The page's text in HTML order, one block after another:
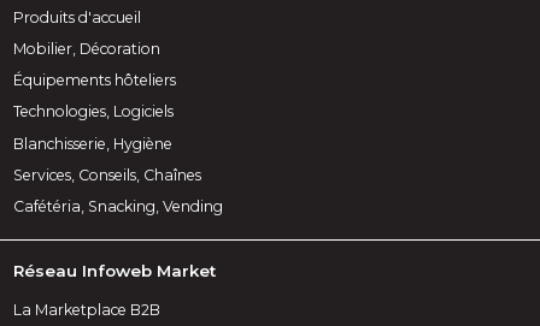
Produits d'accueil
Mobilier, Décoration
Équipements hôteliers
Technologies, Logiciels
Blanchisserie, Hygiène
Services, Conseils, Chaînes
Cafétéria, Snacking, Vending
Réseau Infoweb Market
La Marketplace B2B